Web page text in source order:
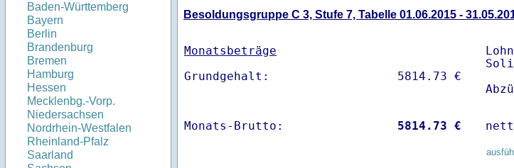
Baden-Württemberg
Bayern
Berlin
Brandenburg
Bremen
Hamburg
Hessen
Mecklenbg.-Vorp.
Niedersachsen
Nordrhein-Westfalen
Rheinland-Pfalz
Saarland
Besoldungsgruppe C 3, Stufe 7, Tabelle 01.06.2015 -
Monatsbeträge
Monats-Brutto: 5814.73 €